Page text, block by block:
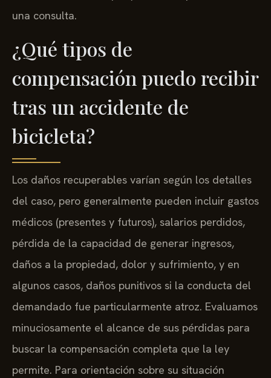
una consulta.
¿Qué tipos de
compensación puedo recibir
tras un accidente de
bicicleta?
Los daños recuperables varían según los detalles
del caso, pero generalmente pueden incluir gastos
médicos (presentes y futuros), salarios perdidos,
pérdida de la capacidad de generar ingresos,
daños a la propiedad, dolor y sufrimiento, y en
algunos casos, daños punitivos si la conducta del
demandado fue particularmente atroz. Evaluamos
minuciosamente el alcance de sus pérdidas para
buscar la compensación completa que la ley
permite. Para orientación sobre su situación